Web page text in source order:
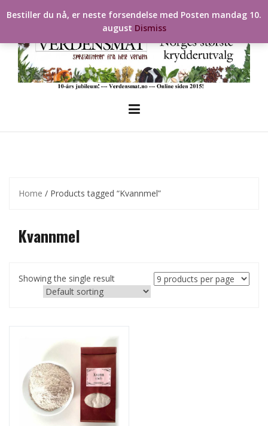
to
Home / Products tagged “Kvannmel”
Kvannmel
Showing the single result
Bestiller du nå, er neste forsendelse med Posten mandag 10.
august Dismiss